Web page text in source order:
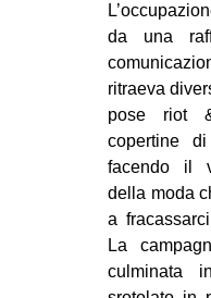
da una
ritraeva
pose riot
copertine
facendo il
della moda
a
La
culminata